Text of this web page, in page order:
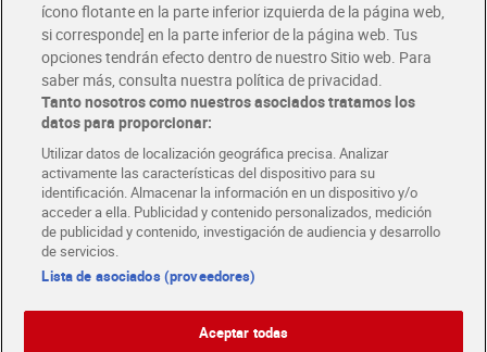
Folletos y Tiendas
Descubre las mejores ofertas y busca tu tienda más cercana
Tarjeta MaX Dia
Te devuelve hasta 8€/mes de tus compras.
¡Solicita tu tarjeta de crédito aquí!
COMER MEJOR CADA DIA
COLABORA CON DIA ABRE TU TIENDA DIA CORPORATE
ícono flotante en la parte inferior izquierda de la página web,
si corresponde] en la parte inferior de la página web. Tus
opciones tendrán efecto dentro de nuestro Sitio web. Para
saber más, consulta nuestra política de privacidad.
Tanto nosotros como nuestros asociados tratamos los
datos para proporcionar:
Utilizar datos de localización geográfica precisa. Analizar
activamente las características del dispositivo para su
identificación. Almacenar la información en un dispositivo y/o
acceder a ella. Publicidad y contenido personalizados, medición
de publicidad y contenido, investigación de audiencia y desarrollo
de servicios.
Lista de asociados (proveedores)
Aceptar todas